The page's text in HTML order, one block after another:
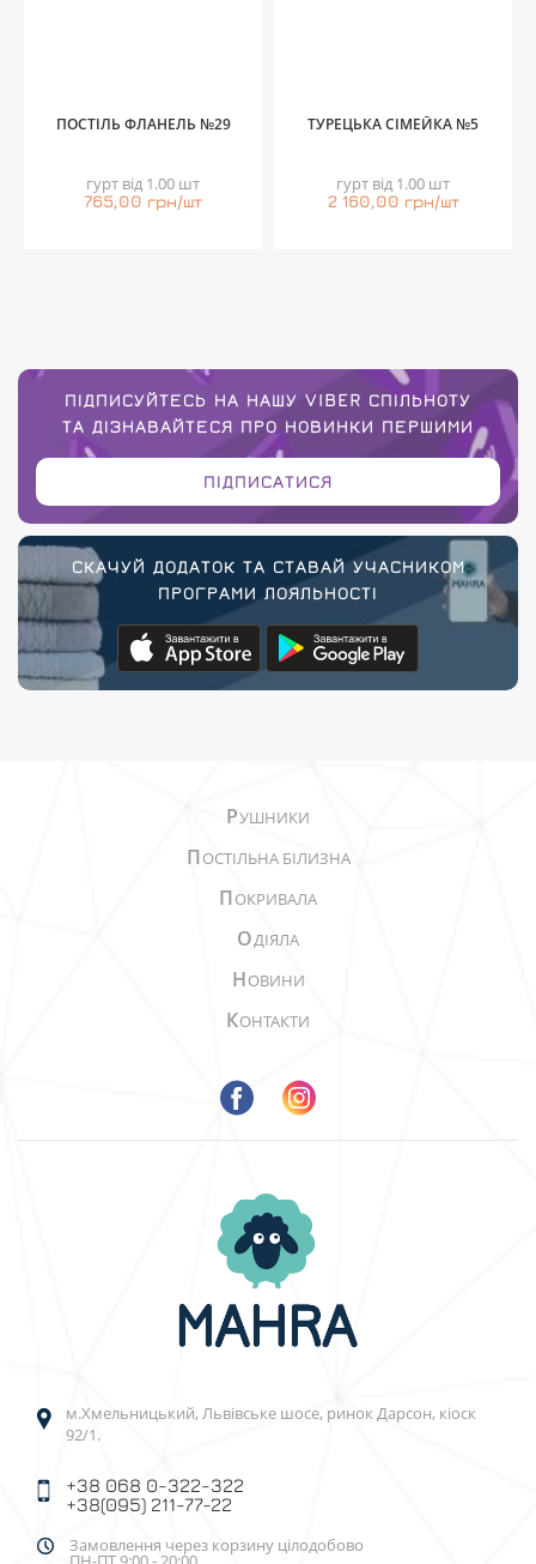
ПОСТІЛЬ ФЛАНЕЛЬ №29
гурт від 1.00 шт
765,00 грн/шт
ТУРЕЦЬКА СІМЕЙКА №5
гурт від 1.00 шт
2 160,00 грн/шт
ПІДПИСУЙТЕСЬ НА НАШУ VIBER СПІЛЬНОТУ
ТА ДІЗНАВАЙТЕСЯ ПРО НОВИНКИ ПЕРШИМИ
ПІДПИСАТИСЯ
СКАЧУЙ ДОДАТОК ТА СТАВАЙ УЧАСНИКОМ
ПРОГРАМИ ЛОЯЛЬНОСТІ
РУШНИКИ
ПОСТІЛЬНА БІЛИЗНА
ПОКРИВАЛА
ОДІЯЛА
НОВИНИ
КОНТАКТИ
м.Хмельницький, Львівське шосе, ринок Дарсон, кіоск
92/1.
+38 068 0-322-322
+38(095) 211-77-22
Замовлення через корзину цілодобово